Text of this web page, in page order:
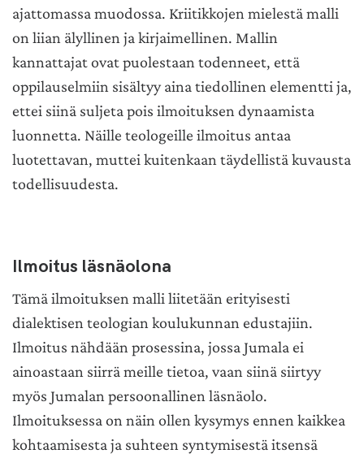
ajattomassa muodossa. Kriitikkojen mielestä malli
on liian älyllinen ja kirjaimellinen. Mallin
kannattajat ovat puolestaan todenneet, että
oppilauselmiin sisältyy aina tiedollinen elementti ja,
ettei siinä suljeta pois ilmoituksen dynaamista
luonnetta. Näille teologeille ilmoitus antaa
luotettavan, muttei kuitenkaan täydellistä kuvausta
todellisuudesta.
Ilmoitus läsnäolona
Tämä ilmoituksen malli liitetään erityisesti
dialektisen teologian koulukunnan edustajiin.
Ilmoitus nähdään prosessina, jossa Jumala ei
ainoastaan siirrä meille tietoa, vaan siinä siirtyy
myös Jumalan persoonallinen läsnäolo.
Ilmoituksessa on näin ollen kysymys ennen kaikkea
kohtaamisesta ja suhteen syntymisestä itsensä